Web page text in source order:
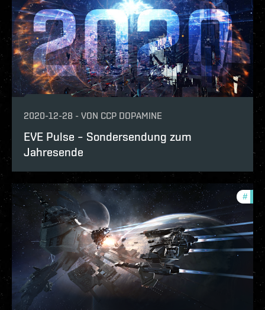
2020-12-28 - VON CCP DOPAMINE
EVE Pulse – Sondersendung zum
Jahresende
#